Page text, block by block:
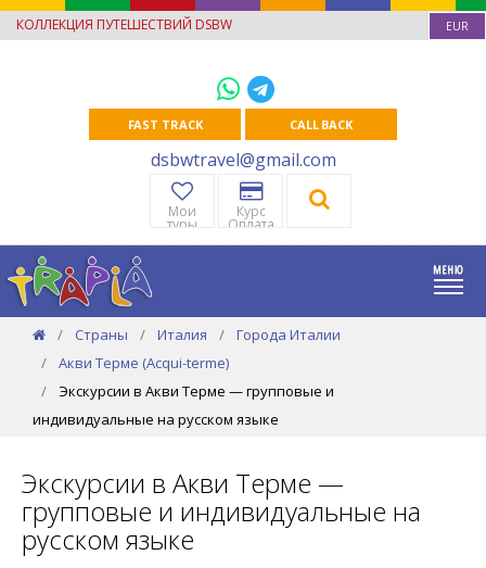
КОЛЛЕКЦИЯ ПУТЕШЕСТВИЙ DSBW EUR
FAST TRACK CALL BACK
dsbwtravel@gmail.com
Мои
туры
Курс
Оплата
Страны Италия
Города Италии
Акви Терме (Acqui-terme)
Экскурсии в Акви Терме — групповые и
индивидуальные на русском языке
Экскурсии в Акви Терме —
групповые и индивидуальные на
русском языке